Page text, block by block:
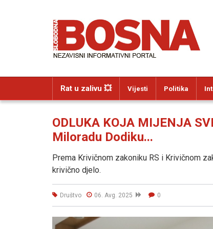
Rat u zalivu 💥 Vijesti Politika
ODLUKA KOJA MIJENJA
Miloradu Dodiku...
Prema Krivičnom zakoniku RS i Krivičnom
krivično djelo.
Društvo 06. Avg. 2025 0